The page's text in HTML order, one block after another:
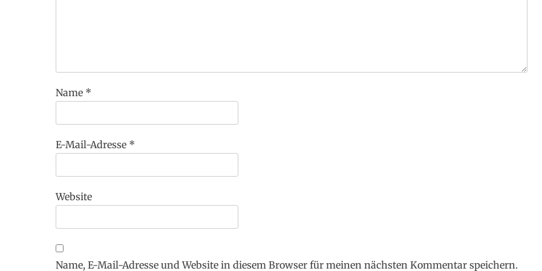
Name *
E-Mail-Adresse *
Website
Name, E-Mail-Adresse und Website in diesem Browser für meinen nächsten Kommentar speichern.